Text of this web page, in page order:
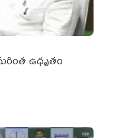
ఉధృతం